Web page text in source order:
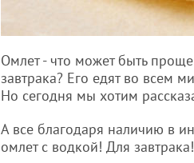
Омлет - что может быть
завтрака? Его едят во всем
Но сегодня мы хотим
А все благодаря наличию в
омлет с водкой! Для